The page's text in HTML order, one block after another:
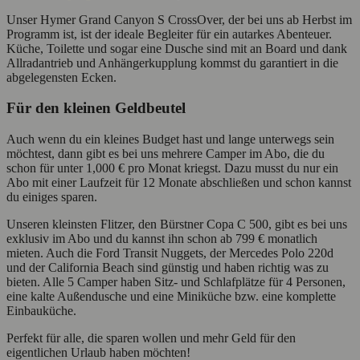
Unser Hymer Grand Canyon S CrossOver, der bei uns ab Herbst im
Programm ist, ist der ideale Begleiter für ein autarkes Abenteuer.
Küche, Toilette und sogar eine Dusche sind mit an Board und dank
Allradantrieb und Anhängerkupplung kommst du garantiert in die
abgelegensten Ecken.
Für den kleinen Geldbeutel
Auch wenn du ein kleines Budget hast und lange unterwegs sein
möchtest, dann gibt es bei uns mehrere Camper im Abo, die du
schon für unter 1,000 € pro Monat kriegst. Dazu musst du nur ein
Abo mit einer Laufzeit für 12 Monate abschließen und schon kannst
du einiges sparen.
Unseren kleinsten Flitzer, den Bürstner Copa C 500, gibt es bei uns
exklusiv im Abo und du kannst ihn schon ab 799 € monatlich
mieten. Auch die Ford Transit Nuggets, der Mercedes Polo 220d
und der California Beach sind günstig und haben richtig was zu
bieten. Alle 5 Camper haben Sitz- und Schlafplätze für 4 Personen,
eine kalte Außendusche und eine Miniküche bzw. eine komplette
Einbauküche.
Perfekt für alle, die sparen wollen und mehr Geld für den
eigentlichen Urlaub haben möchten!